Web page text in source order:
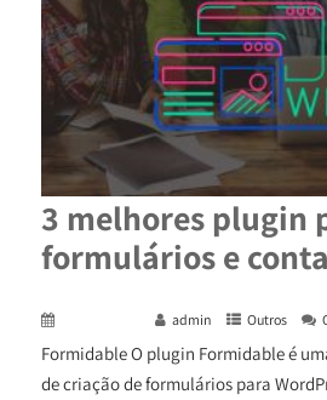
3 melhores plugin
formulários e
admin Outros
Formidable O plugin Formidable é
de criação de formulários para